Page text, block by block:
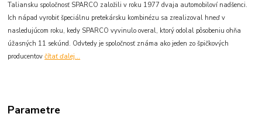
Taliansku spoločnosť SPARCO založili v roku 1977 dvaja automobiloví nadšenci.
Ich nápad vyrobiť špeciálnu pretekársku kombinézu sa zrealizoval hneď v
nasledujúcom roku, kedy SPARCO vyvinulo overal, ktorý odolal pôsobeniu ohňa
úžasných 11 sekúnd. Odvtedy je spoločnosť známa ako jeden zo špičkových
producentovčítať ďalej...
Parametre